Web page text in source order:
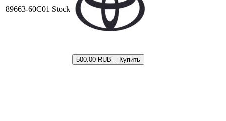
89663-60C01 Stock
500.00 RUB – Купить